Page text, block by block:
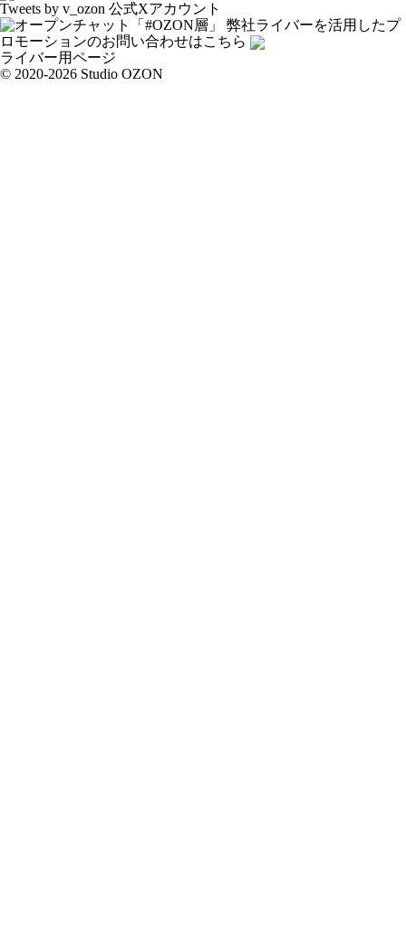
Tweets by v_ozon 公式Xアカウント
弊社ライバーを活用したプ
ロモーションのお問い合わせはこちら
ライバー用ページ
© 2020-2026 Studio OZON